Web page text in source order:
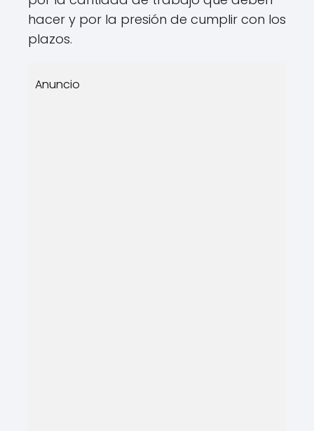
hacer y por la presión de cumplir con los
plazos.
Anuncio